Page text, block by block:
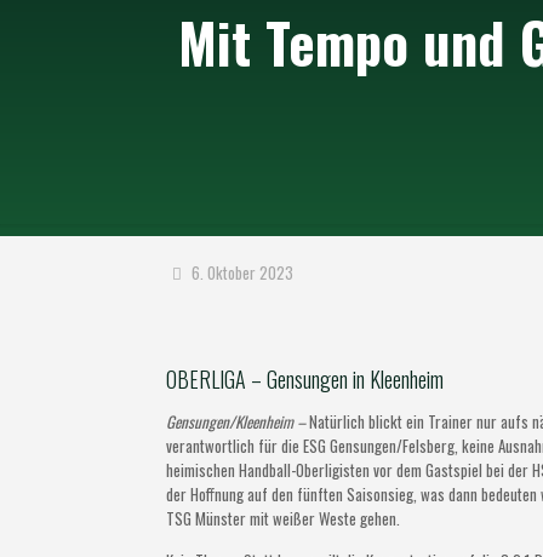
Mit Tempo und
6. Oktober 2023
OBERLIGA – Gensungen in Kleenheim
Gensungen/Kleenheim –Natürlich blickt ein Trainer nur aufs
verantwortlich für die ESG Gensungen/Felsberg, keine
heimischen Handball-Oberligisten vor dem Gastspiel bei der
der Hoffnung auf den fünften Saisonsieg, was dann
TSG Münster mit weißer Weste gehen.